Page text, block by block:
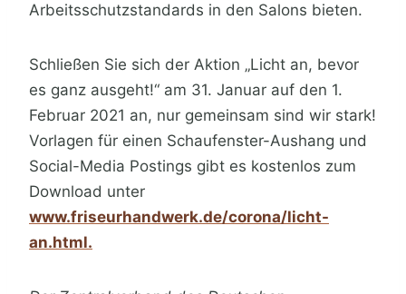
Arbeitsschutzstandards in den Salons bieten.
Schließen Sie sich der Aktion „Licht an, bevor
es ganz ausgeht!“ am 31. Januar auf den 1.
Februar 2021 an, nur gemeinsam sind wir stark!
Vorlagen für einen Schaufenster-Aushang und
Social-Media Postings gibt es kostenlos zum
Download unter
www.friseurhandwerk.de/corona/licht-
an.html.